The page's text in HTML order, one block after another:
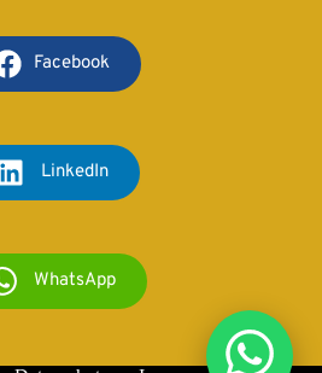
Facebook
LinkedIn
WhatsApp